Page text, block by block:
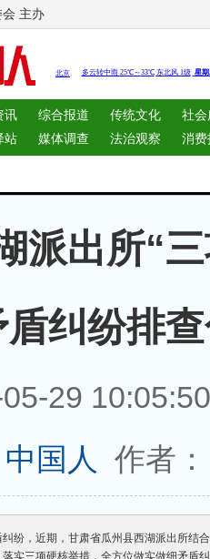
主办
讯 综合报道 传统文化
社会
站 媒体调查 法治观察
消费
派出所“
盾纠纷排
29
中国人 作者：
纷，近期，甘肃省瓜州县西湖派出所结
实三项硬核举措，全方位做实做细矛盾